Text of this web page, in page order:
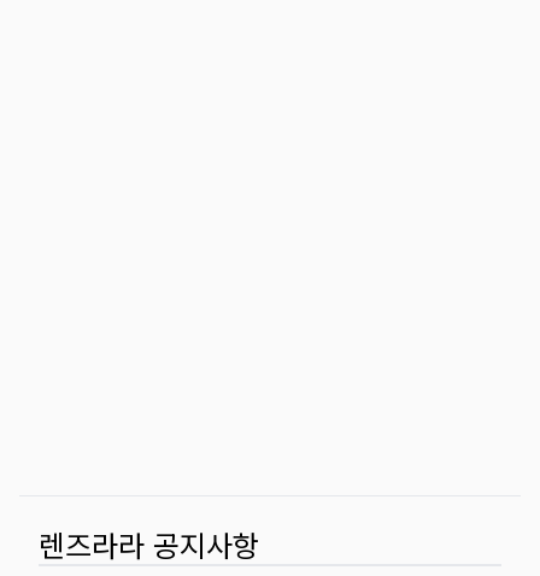
렌즈라라 공지사항